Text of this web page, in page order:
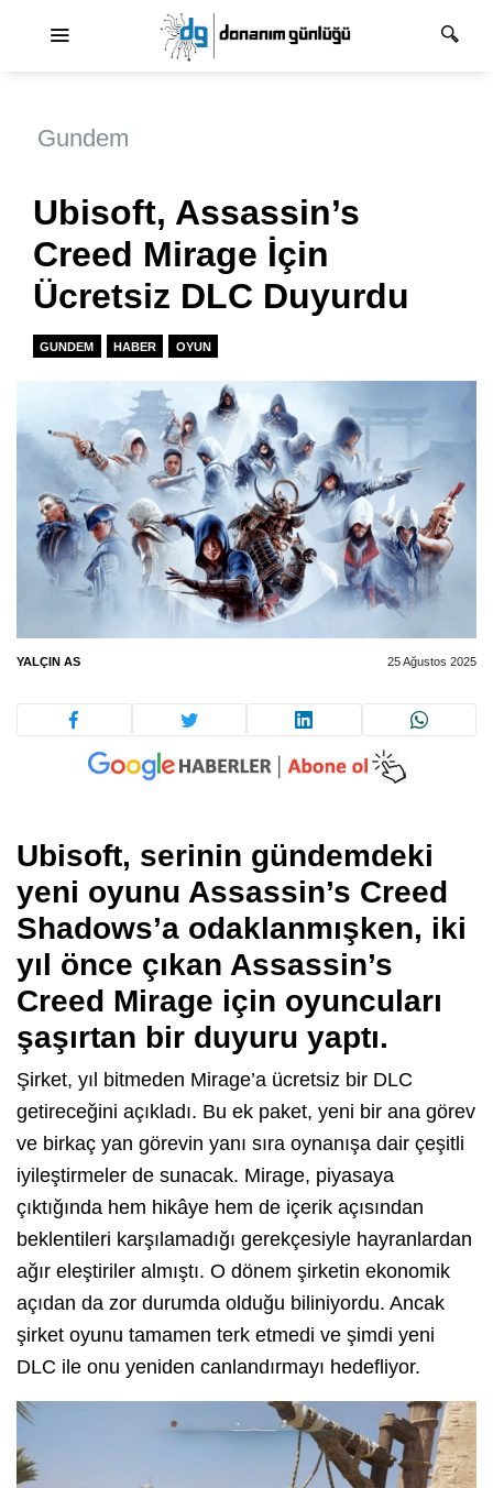
Gundem
Ubisoft, Assassin’s
Creed Mirage İçin
Ücretsiz DLC Duyurdu
GUNDEM HABER OYUN
YALÇIN AS 25 Ağustos 2025
Ubisoft, serinin gündemdeki
yeni oyunu Assassin’s Creed
Shadows’a odaklanmışken, iki
yıl önce çıkan Assassin’s
Creed Mirage için oyuncuları
şaşırtan bir duyuru yaptı.
Şirket, yıl bitmeden Mirage’a ücretsiz bir DLC
getireceğini açıkladı. Bu ek paket, yeni bir ana görev
ve birkaç yan görevin yanı sıra oynanışa dair çeşitli
iyileştirmeler de sunacak. Mirage, piyasaya
çıktığında hem hikâye hem de içerik açısından
beklentileri karşılamadığı gerekçesiyle hayranlardan
ağır eleştiriler almıştı. O dönem şirketin ekonomik
açıdan da zor durumda olduğu biliniyordu. Ancak
şirket oyunu tamamen terk etmedi ve şimdi yeni
DLC ile onu yeniden canlandırmayı hedefliyor.